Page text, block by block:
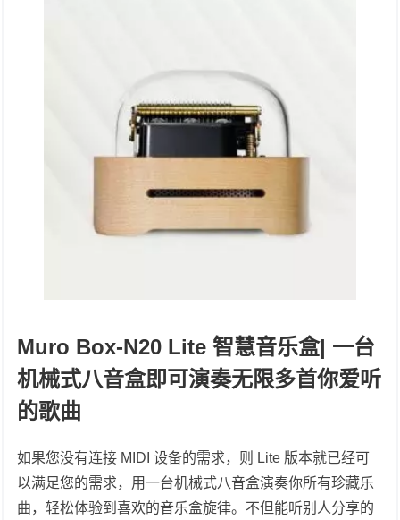
Muro Box-N20 Lite 智慧音乐盒| 一台
机械式八音盒即可演奏无限多首你爱听
的歌曲
如果您没有连接 MIDI 设备的需求，则 Lite 版本就已经可
以满足您的需求，用一台机械式八音盒演奏你所有珍藏乐
曲，轻松体验到喜欢的音乐盒旋律。不但能听别人分享的